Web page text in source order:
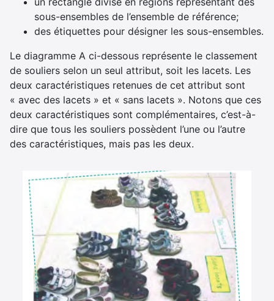
sous-ensembles de l’ensemble de référence;
des étiquettes pour désigner les sous-ensembles.
Le diagramme A ci-dessous représente le classement
de souliers selon un seul attribut, soit les lacets. Les
deux caractéristiques retenues de cet attribut sont
« avec des lacets » et « sans lacets ». Notons que ces
deux caractéristiques sont complémentaires, c’est-à-
dire que tous les souliers possèdent l’une ou l’autre
des caractéristiques, mais pas les deux.